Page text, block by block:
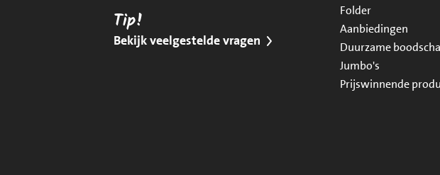
Tip!
Bekijk veelgestelde vragen
Folder
Aanbiedingen
Duurzame
Jumbo's
Prijswinnende